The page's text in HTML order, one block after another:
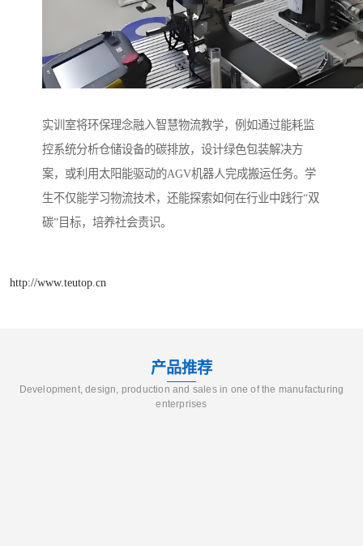
实训室将环保理念融入智慧物流教学，例如通过能耗监
控系统分析仓储设备的碳排放，设计绿色包装解决方
案，或利用太阳能驱动的AGV机器人完成搬运任务。学
生不仅能学习物流技术，还能探索如何在行业中践行“双
碳”目标，培养社会责识。
http://www.teutop.cn
产品推荐
Development, design, production and sales in one of the manufacturing
enterprises